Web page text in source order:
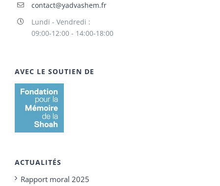
contact@yadvashem.fr
Lundi - Vendredi :
09:00-12:00 - 14:00-18:00
AVEC LE SOUTIEN DE
ACTUALITÉS
Rapport moral 2025